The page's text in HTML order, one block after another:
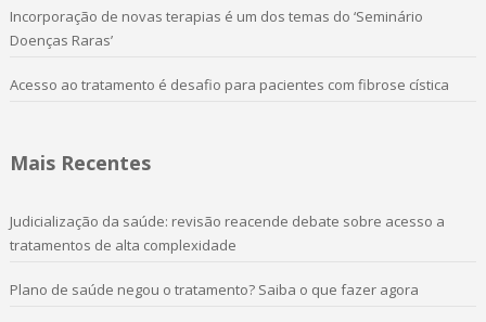
Incorporação de novas terapias é um dos temas do ‘Seminário
Doenças Raras’
Acesso ao tratamento é desafio para pacientes com fibrose cística
Mais Recentes
Judicialização da saúde: revisão reacende debate sobre acesso a
tratamentos de alta complexidade
Plano de saúde negou o tratamento? Saiba o que fazer agora